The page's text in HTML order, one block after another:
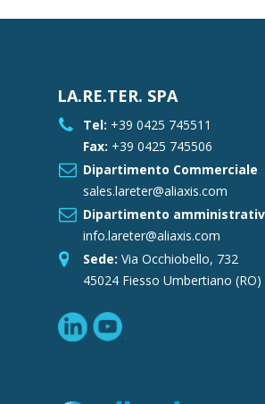
LA.RE.TER. SPA
Tel: +39 0425 745511
Fax: +39 0425 745506
Dipartimento Commerciale
sales.lareter@aliaxis.com
Dipartimento
info.lareter@aliaxis.com
Sede: Via Occhiobello, 732
45024 Fiesso Umbertiano